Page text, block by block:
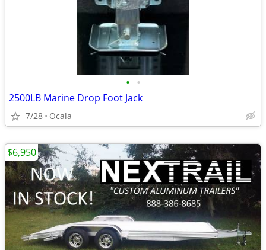
• •
2500LB Marine Drop Foot Jack
7/28 Ocala
$6,950